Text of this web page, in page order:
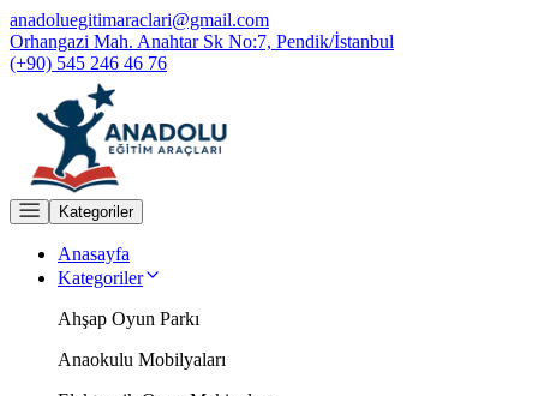
anadoluegitimaraclari@gmail.com
Orhangazi Mah. Anahtar Sk No:7, Pendik/İstanbul
(+90) 545 246 46 76
Kategoriler
Anasayfa
Kategoriler
Ahşap Oyun Parkı
Anaokulu Mobilyaları